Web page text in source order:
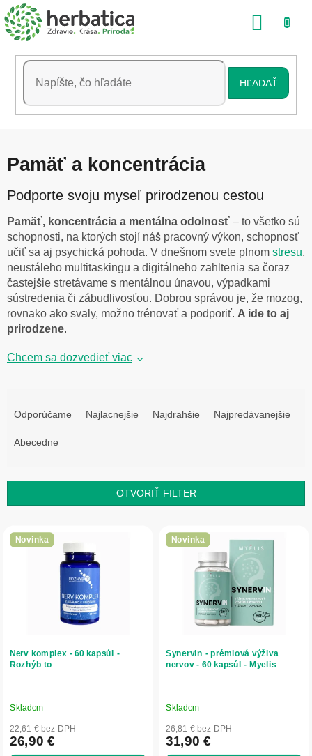
Prejsť
na
obsah
HĽADAŤ
Pamäť a koncentrácia
Podporte svoju myseľ prirodzenou cestou
Pamäť, koncentrácia a mentálna odolnosť – to všetko sú
schopnosti, na ktorých stojí náš pracovný výkon, schopnosť
učiť sa aj psychická pohoda. V dnešnom svete plnom stresu,
neustáleho multitaskingu a digitálneho zahltenia sa čoraz
častejšie stretávame s mentálnou únavou, výpadkami
sústredenia či zábudlivosťou. Dobrou správou je, že mozog,
rovnako ako svaly, možno trénovať a podporiť. A ide to aj
prirodzene.
Chcem sa dozvedieť viac
p
o
d
Odporúčame Najlacnejšie Najdrahšie Najpredávanejšie
Abecedne
OTVORIŤ FILTER
ý
d
u
o
v
Novinka
Nerv komplex - 60 kapsúl -
Rozhýb to
Skladom
22,61 € bez DPH
26,90 €
Novinka
Synervin - prémiová výživa
nervov - 60 kapsúl - Myelis
Skladom
26,81 € bez DPH
31,90 €